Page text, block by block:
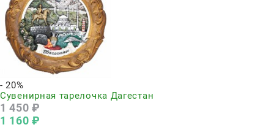
- 20%
Сувенирная тарелочка Дагестан
1 450 ₽
1 160 ₽